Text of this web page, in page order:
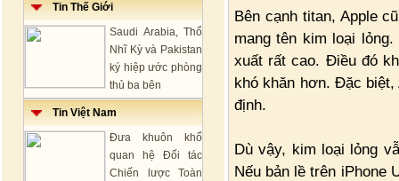
Tin Thế Giới
Saudi Arabia, Thổ
Nhĩ Kỳ và Pakistan
ký hiệp ước phòng
thủ ba bên
Tin Việt Nam
Đưa khuôn khổ
quan hệ Đối tác
Chiến lược Toàn
Bên cạnh titan, Apple
mang tên kim loại
xuất rất cao. Điều đó
khó khăn hơn. Đặc biệt,
định.
Dù vậy, kim loại lỏng
Nếu bản lề trên iPhone